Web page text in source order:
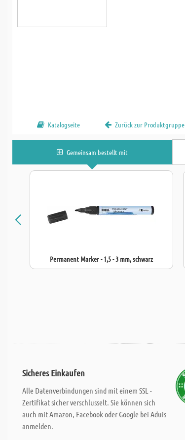
Katalogseite Zurück zur Produktgruppe
Gemeinsam bestellt mit
Permanent Marker - 1,5 - 3 mm, schwarz
Sicheres Einkaufen
Alle Datenverbindungen sind mit einem SSL -
Zertifikat sicher verschlusselt. Sie können sich
auch mit Amazon, Facebook oder Google bei Aduis
anmelden.